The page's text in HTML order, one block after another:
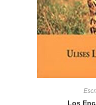
Los